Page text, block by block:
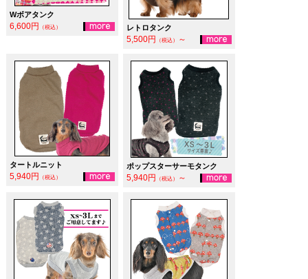
Wボアタンク
6,600円 （税込） レトロタンク
5,500円 （税込） ～
タートルニット
5,940円 （税込）
ポップスターサーモタンク
5,940円 （税込） ～